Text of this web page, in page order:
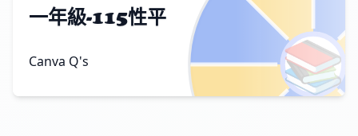
📚
一年級-115性平
Canva Q's